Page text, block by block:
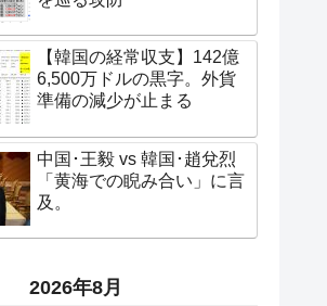
【韓国の経常収支】142億
6,500万ドルの黒字。外貨
準備の減少が止まる
中国･王毅 vs 韓国･趙兌烈
「黄海での睨み合い」に言
及。
2026年8月